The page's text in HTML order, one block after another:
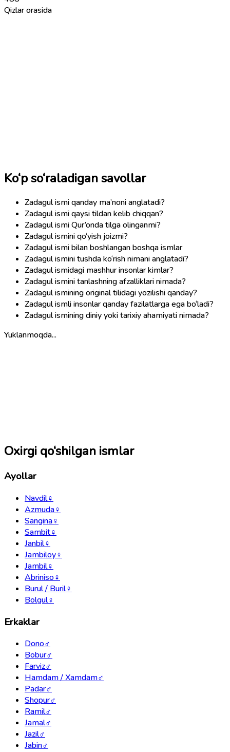
Qizlar orasida
Ko‘p so‘raladigan savollar
Zadagul ismi qanday ma’noni anglatadi?
Zadagul ismi qaysi tildan kelib chiqqan?
Zadagul ismi Qur’onda tilga olinganmi?
Zadagul ismini qo‘yish joizmi?
Zadagul ismi bilan boshlangan boshqa ismlar
Zadagul ismini tushda ko‘rish nimani anglatadi?
Zadagul ismidagi mashhur insonlar kimlar?
Zadagul ismini tanlashning afzalliklari nimada?
Zadagul ismining original tilidagi yozilishi qanday?
Zadagul ismli insonlar qanday fazilatlarga ega bo‘ladi?
Zadagul ismining diniy yoki tarixiy ahamiyati nimada?
Yuklanmoqda...
Oxirgi qo‘shilgan ismlar
Ayollar
Navdil♀
Azmuda♀
Sangina♀
Sambit♀
Janbil♀
Jambiloy♀
Jambil♀
Abriniso♀
Burul / Buril♀
Bolgul♀
Erkaklar
Dono♂
Bobur♂
Farviz♂
Hamdam / Xamdam♂
Padar♂
Shopur♂
Ramil♂
Jamal♂
Jazil♂
Jabin♂